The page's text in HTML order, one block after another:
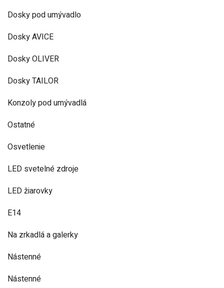
Dosky pod umývadlo
Dosky AVICE
Dosky OLIVER
Dosky TAILOR
Konzoly pod umývadlá
Ostatné
Osvetlenie
LED svetelné zdroje
LED žiarovky
E14
Na zrkadlá a galerky
Nástenné
Nástenné